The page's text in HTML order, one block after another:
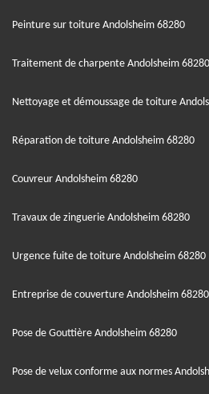
Peinture sur toiture Andolsheim 68280
Traitement de charpente Andolsheim 68280
Nettoyage et démoussage de toiture
Réparation de toiture Andolsheim 68280
Couvreur Andolsheim 68280
Travaux de zinguerie Andolsheim 68280
Urgence fuite de toiture Andolsheim 68280
Entreprise de couverture Andolsheim 68280
Pose de Gouttière Andolsheim 68280
Pose de velux conforme aux normes